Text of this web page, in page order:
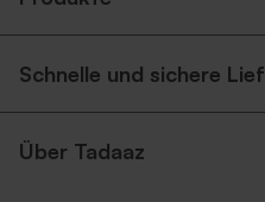
Schnelle und sichere
Über Tadaaz